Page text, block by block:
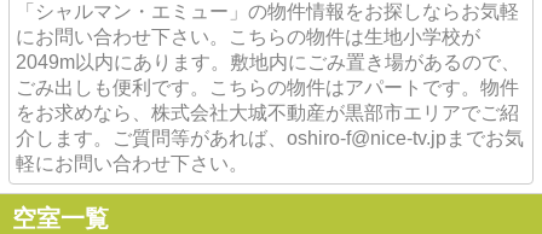
「シャルマン・エミュー」の物件情報をお探しならお気軽
にお問い合わせ下さい。こちらの物件は生地小学校が
2049m以内にあります。敷地内にごみ置き場があるので、
ごみ出しも便利です。こちらの物件はアパートです。物件
をお求めなら、株式会社大城不動産が黒部市エリアでご紹
介します。ご質問等があれば、oshiro-f@nice-tv.jpまでお気
軽にお問い合わせ下さい。
空室一覧